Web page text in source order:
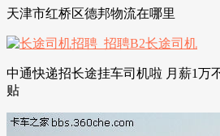
天津市红桥区德邦物流在哪里
中通快递招长途挂车司机啦 月薪1万
贴